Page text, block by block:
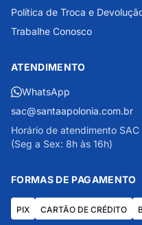
Política de Troca e
Trabalhe Conosco
ATENDIMENTO
WhatsApp
sac@santaapolonia.com.br
Horário de atendimento SAC
(Seg a Sex: 8h às 16h)
FORMAS DE PAGAMENTO
PIX CARTÃO DE CRÉDITO